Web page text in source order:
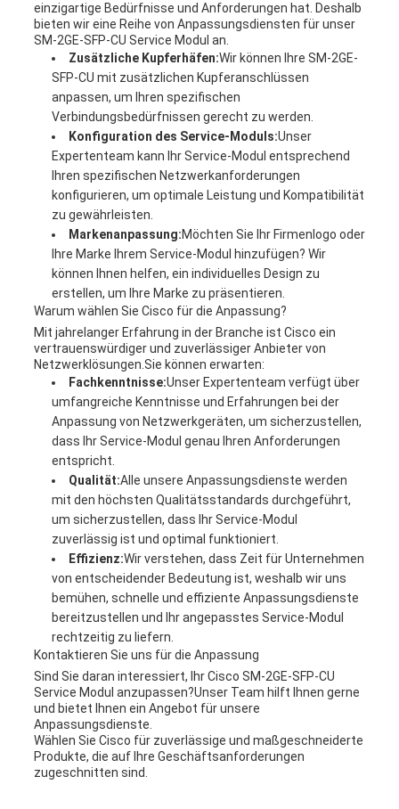
einzigartige Bedürfnisse und Anforderungen hat. Deshalb
bieten wir eine Reihe von Anpassungsdiensten für unser
SM-2GE-SFP-CU Service Modul an.
Zusätzliche Kupferhäfen:Wir können Ihre SM-2GE-
SFP-CU mit zusätzlichen Kupferanschlüssen
anpassen, um Ihren spezifischen
Verbindungsbedürfnissen gerecht zu werden.
Konfiguration des Service-Moduls:Unser
Expertenteam kann Ihr Service-Modul entsprechend
Ihren spezifischen Netzwerkanforderungen
konfigurieren, um optimale Leistung und Kompatibilität
zu gewährleisten.
Markenanpassung:Möchten Sie Ihr Firmenlogo oder
Ihre Marke Ihrem Service-Modul hinzufügen? Wir
können Ihnen helfen, ein individuelles Design zu
erstellen, um Ihre Marke zu präsentieren.
Warum wählen Sie Cisco für die Anpassung?
Mit jahrelanger Erfahrung in der Branche ist Cisco ein
vertrauenswürdiger und zuverlässiger Anbieter von
Netzwerklösungen.Sie können erwarten:
Fachkenntnisse:Unser Expertenteam verfügt über
umfangreiche Kenntnisse und Erfahrungen bei der
Anpassung von Netzwerkgeräten, um sicherzustellen,
dass Ihr Service-Modul genau Ihren Anforderungen
entspricht.
Qualität:Alle unsere Anpassungsdienste werden
mit den höchsten Qualitätsstandards durchgeführt,
um sicherzustellen, dass Ihr Service-Modul
zuverlässig ist und optimal funktioniert.
Effizienz:Wir verstehen, dass Zeit für Unternehmen
von entscheidender Bedeutung ist, weshalb wir uns
bemühen, schnelle und effiziente Anpassungsdienste
bereitzustellen und Ihr angepasstes Service-Modul
rechtzeitig zu liefern.
Kontaktieren Sie uns für die Anpassung
Sind Sie daran interessiert, Ihr Cisco SM-2GE-SFP-CU
Service Modul anzupassen?Unser Team hilft Ihnen gerne
und bietet Ihnen ein Angebot für unsere
Anpassungsdienste.
Wählen Sie Cisco für zuverlässige und maßgeschneiderte
Produkte, die auf Ihre Geschäftsanforderungen
zugeschnitten sind.